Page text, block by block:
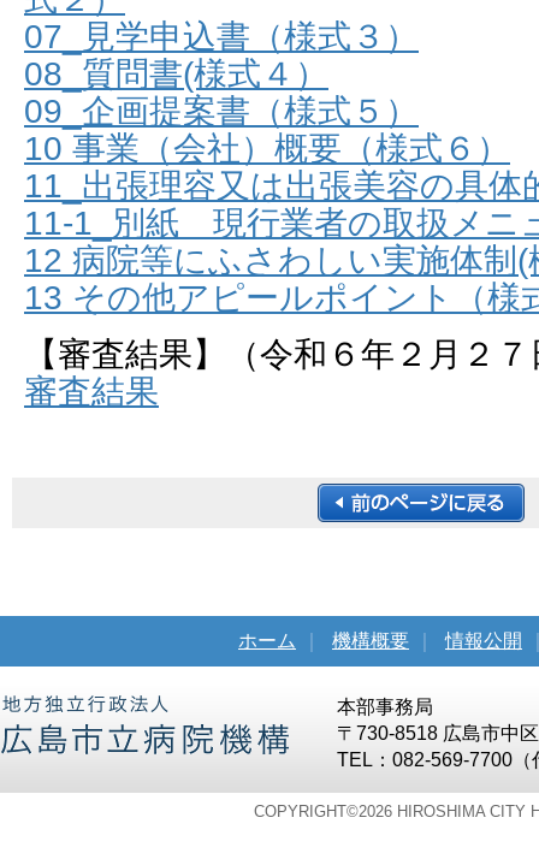
07_見学申込書（様式３）
08_質問書(様式４）
09_企画提案書（様式５）
10 事業（会社）概要（様式６）
11_出張理容又は出張美容の具体
11-1_別紙 現行業者の取扱メニ
12 病院等にふさわしい実施体制(
13 その他アピールポイント（様
【審査結果】（令和６年２月２
審査結果
ホーム 機構概要 情報公開
本部事務局
〒730-8518 広島市中
TEL：082-569-7700
COPYRIGHT©2026 HIROSHIMA CITY